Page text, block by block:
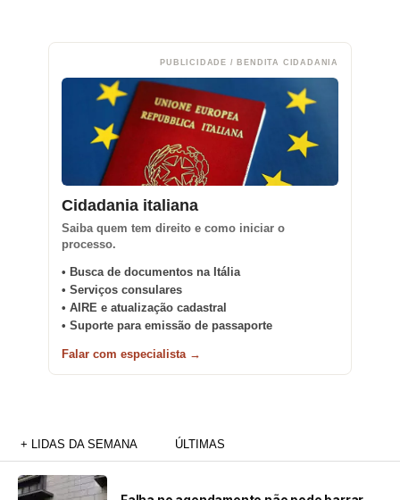
PUBLICIDADE / BENDITA CIDADANIA
Cidadania italiana
Saiba quem tem direito e como iniciar o
processo.
• Busca de documentos na Itália
• Serviços consulares
• AIRE e atualização cadastral
• Suporte para emissão de passaporte
Falar com especialista →
+ LIDAS DA SEMANA ÚLTIMAS